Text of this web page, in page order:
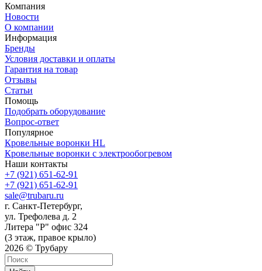
Компания
Новости
О компании
Информация
Бренды
Условия доставки и оплаты
Гарантия на товар
Отзывы
Статьи
Помощь
Подобрать оборудование
Вопрос-ответ
Популярное
Кровельные воронки HL
Кровельные воронки с электрообогревом
Наши контакты
+7 (921) 651-62-91
+7 (921) 651-62-91
sale@trubaru.ru
г. Санкт-Петербург,
ул. Трефолева д. 2
Литера "Р" офис 324
(3 этаж, правое крыло)
2026 © Трубару